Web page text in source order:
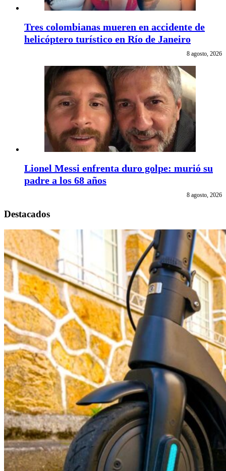
Tres colombianas mueren en accidente de
helicóptero turístico en Río de Janeiro
8 agosto, 2026
Lionel Messi enfrenta duro golpe: murió su
padre a los 68 años
8 agosto, 2026
Destacados